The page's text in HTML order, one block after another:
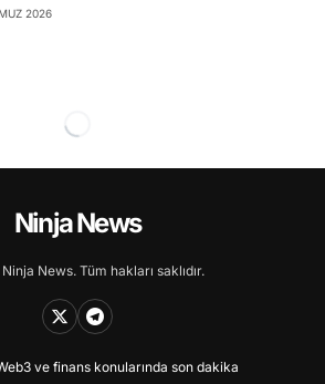
2026
Ninja News
News. Tüm hakları saklıdır.
ve finans konularında son dakika